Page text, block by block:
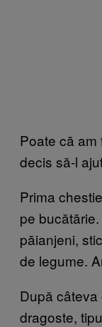
Poate că am
decis să-l
Prima
pe
păianjeni,
de legume.
După
dragoste,